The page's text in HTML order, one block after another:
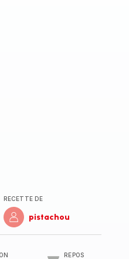
RECETTE DE
pistachou
REPOS